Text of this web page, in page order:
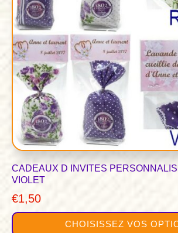
CADEAUX D INVITES
VIOLET
€1,50
CHOISISSEZ VOS
options
peuvent
être
choisies
sur
page
du
produit